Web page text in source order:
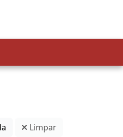
Limpar